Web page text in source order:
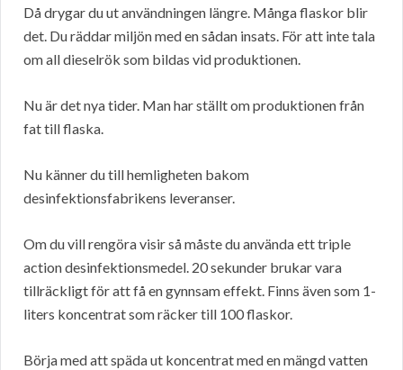
Då drygar du ut användningen längre. Många flaskor blir
det. Du räddar miljön med en sådan insats. För att inte tala
om all dieselrök som bildas vid produktionen.
Nu är det nya tider. Man har ställt om produktionen från
fat till flaska.
Nu känner du till hemligheten bakom
desinfektionsfabrikens leveranser.
Om du vill rengöra visir så måste du använda ett triple
action desinfektionsmedel. 20 sekunder brukar vara
tillräckligt för att få en gynnsam effekt. Finns även som 1-
liters koncentrat som räcker till 100 flaskor.
Börja med att späda ut koncentrat med en mängd vatten